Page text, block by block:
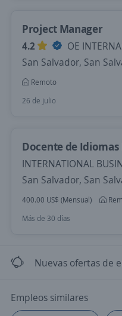
Project Manager
4.2
OE
San Salvador, San
Remoto
26 de julio
Docente de
INTERNATIONAL
San Salvador, San
400.00 US$ (Mensual)
Más de 30 días
Nuevas ofertas de
Empleos similares